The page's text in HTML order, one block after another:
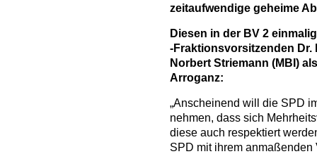
zeitaufwendige geheime
Diesen in der BV 2
-Fraktionsvorsitzenden Dr.
Norbert Striemann (MBI)
Arroganz:
„Anscheinend will die SPD
nehmen, dass sich
diese auch respektiert
SPD mit ihrem